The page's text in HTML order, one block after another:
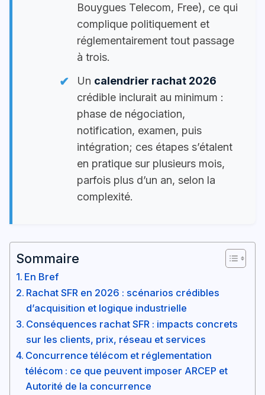
Bouygues Telecom, Free), ce qui
complique politiquement et
réglementairement tout passage
à trois.
Un calendrier rachat 2026
crédible inclurait au minimum :
phase de négociation,
notification, examen, puis
intégration; ces étapes s’étalent
en pratique sur plusieurs mois,
parfois plus d’un an, selon la
complexité.
Sommaire
En Bref
Rachat SFR en 2026 : scénarios crédibles
d’acquisition et logique industrielle
Conséquences rachat SFR : impacts concrets
sur les clients, prix, réseau et services
Concurrence télécom et réglementation
télécom : ce que peuvent imposer ARCEP et
Autorité de la concurrence